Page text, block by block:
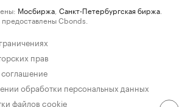
Мосбиржа Санкт-Петербургская биржа
Cbonds.
прав
соглашение
обработки персональных данных
файлов cookie